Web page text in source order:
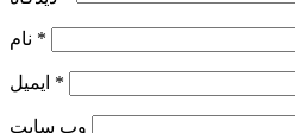
*
*
وب‌ سایت